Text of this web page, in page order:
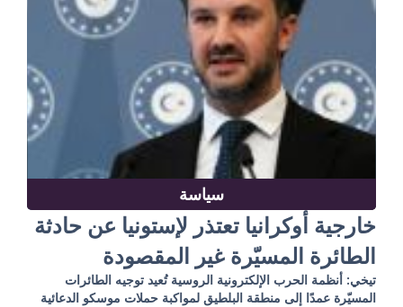
سياسة
خارجية أوكرانيا تعتذر لإستونيا عن حادثة
الطائرة المسيّرة غير المقصودة
تيخي: أنظمة الحرب الإلكترونية الروسية تُعيد توجيه الطائرات
المسيّرة عمدًا إلى منطقة البلطيق لمواكبة حملات موسكو الدعائية